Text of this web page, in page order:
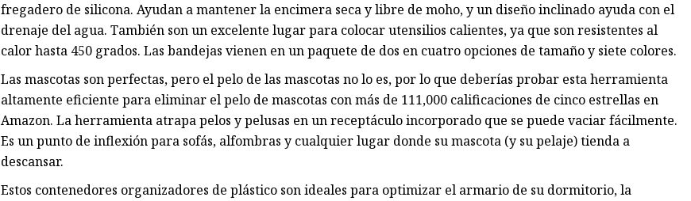
fregadero de silicona. Ayudan a mantener la encimera seca y libre de moho, y un diseño inclinado ayuda con el
drenaje del agua. También son un excelente lugar para colocar utensilios calientes, ya que son resistentes al
calor hasta 450 grados. Las bandejas vienen en un paquete de dos en cuatro opciones de tamaño y siete colores.
Las mascotas son perfectas, pero el pelo de las mascotas no lo es, por lo que deberías probar esta herramienta
altamente eficiente para eliminar el pelo de mascotas con más de 111,000 calificaciones de cinco estrellas en
Amazon. La herramienta atrapa pelos y pelusas en un receptáculo incorporado que se puede vaciar fácilmente.
Es un punto de inflexión para sofás, alfombras y cualquier lugar donde su mascota (y su pelaje) tienda a
descansar.
Estos contenedores organizadores de plástico son ideales para optimizar el armario de su dormitorio, la